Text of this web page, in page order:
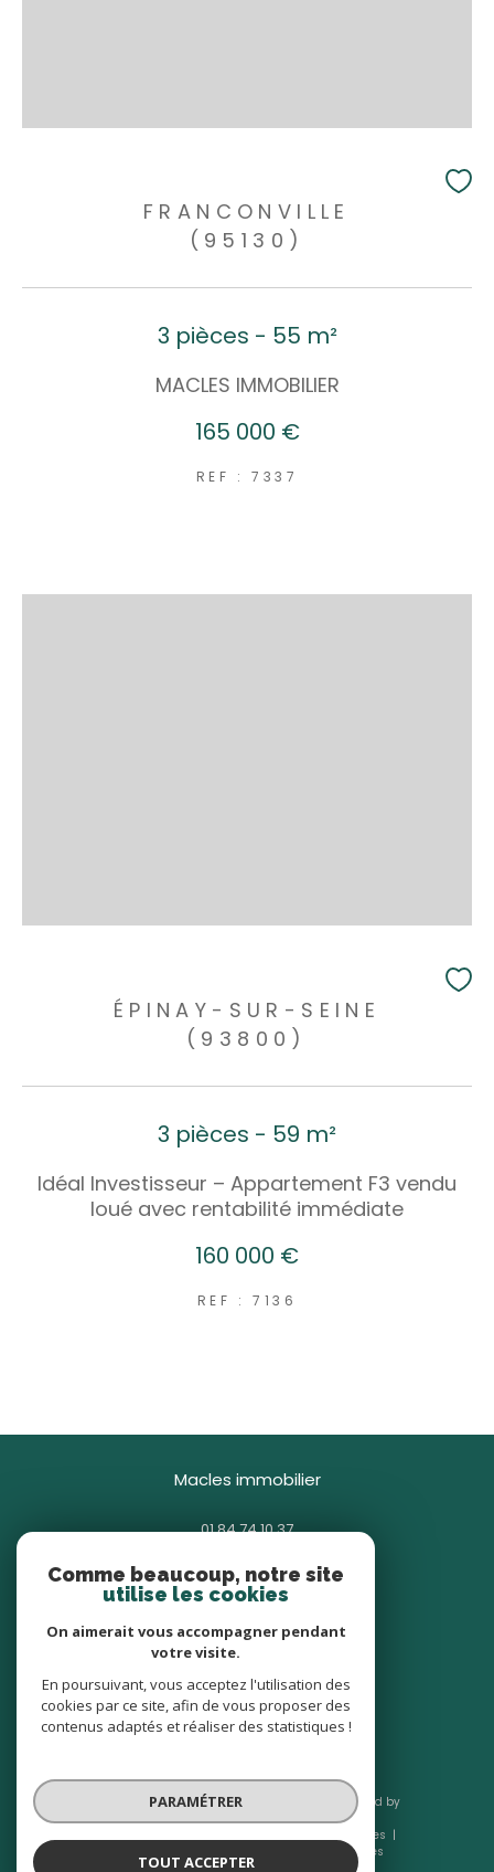
FRANCONVILLE
(95130)
3 pièces - 55 m²
MACLES IMMOBILIER
165 000 €
REF : 7337
ÉPINAY-SUR-SEINE
(93800)
3 pièces - 59 m²
Idéal Investisseur – Appartement F3 vendu
loué avec rentabilité immédiate
160 000 €
REF : 7136
macles immobilier
01 84 74 10 37
85 avenue Général Gallieni
93380 pierrefitte-sur-seine
nous suivre sur
© 2026 | Tous droits réservés | Traduction powered by
Google |
Mentions légales
Cookies
Comme beaucoup, notre site
utilise les cookies
On aimerait vous accompagner pendant
votre visite.
En poursuivant, vous acceptez l'utilisation des
cookies par ce site, afin de vous proposer des
contenus adaptés et réaliser des statistiques !
PARAMÉTRER
TOUT ACCEPTER